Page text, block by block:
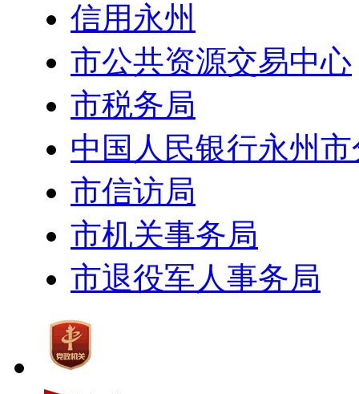
信用永州
市公共资源交易中心
市税务局
中国人民银行永州
市信访局
市机关事务局
市退役军人事务局